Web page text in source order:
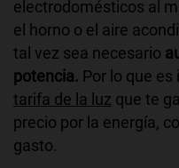
electrodomésticos al
el horno o el aire
tal vez sea necesario
potencia. Por lo que
tarifa de la luz que te
precio por la energía,
gasto.